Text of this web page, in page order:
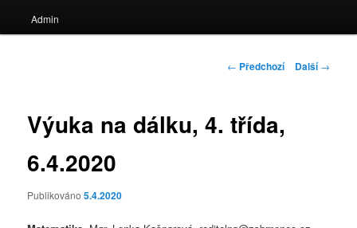
Admin
Navigace
← Předchozí Další→
Výuka na dálku, 4. třída,
6.4.2020
Publikováno5.4.2020